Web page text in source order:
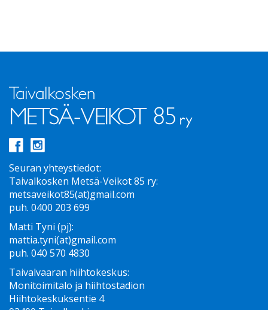
Seuran yhteystiedot:
Taivalkosken Metsä-Veikot 85 ry:
metsaveikot85(at)gmail.com
puh. 0400 203 699
Matti Tyni (pj):
mattia.tyni(at)gmail.com
puh. 040 570 4830
Taivalvaaran hiihtokeskus:
Monitoimitalo ja hiihtostadion
Hiihtokeskuksentie 4